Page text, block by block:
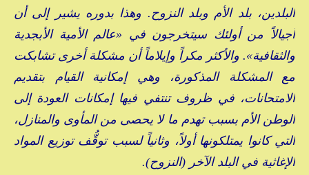
البلدين، بلد الأم وبلد النزوح. وهذا بدوره يشير إلى أن
أجيالاً من أولئك سيتخرجون في «عالم الأمية الأبجدية
والثقافية». والأكثر مكراً وإيلاماً أن مشكلة أخرى تشابكت
مع المشكلة المذكورة، وهي إمكانية القيام بتقديم
الامتحانات، في ظروف تنتفي فيها إمكانات العودة إلى
الوطن الأم بسبب تهدم ما لا يحصى من المأوى والمنازل،
التي كانوا يمتلكونها أولاً، وثانياً لسبب توقُّف توزيع المواد
الإغاثية في البلد الآخر (النزوح).